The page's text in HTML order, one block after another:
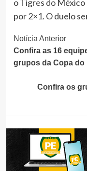
o Tigres do
por 2×1. O duelo
Continue
Lendo
Notícia Anterior
Confira as 16
grupos da Copa do
Confira os